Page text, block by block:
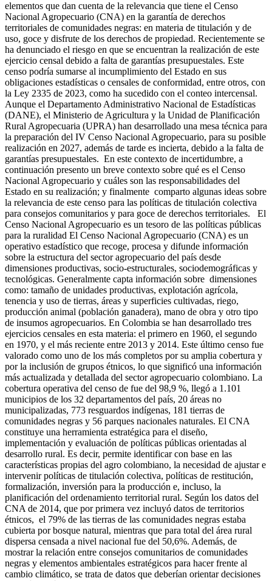
elementos que dan cuenta de la relevancia que tiene el Censo
Nacional Agropecuario (CNA) en la garantía de derechos
territoriales de comunidades negras: en materia de titulación y de
uso, goce y disfrute de los derechos de propiedad. Recientemente se
ha denunciado el riesgo en que se encuentran la realización de este
ejercicio censal debido a falta de garantías presupuestales. Este
censo podría sumarse al incumplimiento del Estado en sus
obligaciones estadísticas o censales de conformidad, entre otros, con
la Ley 2335 de 2023, como ha sucedido con el conteo intercensal.
Aunque el Departamento Administrativo Nacional de Estadísticas
(DANE), el Ministerio de Agricultura y la Unidad de Planificación
Rural Agropecuaria (UPRA) han desarrollado una mesa técnica para
la preparación del IV Censo Nacional Agropecuario, para su posible
realización en 2027, además de tarde es incierta, debido a la falta de
garantías presupuestales. En este contexto de incertidumbre, a
continuación presento un breve contexto sobre qué es el Censo
Nacional Agropecuario y cuáles son las responsabilidades del
Estado en su realización; y finalmente comparto algunas ideas sobre
la relevancia de este censo para las políticas de titulación colectiva
para consejos comunitarios y para goce de derechos territoriales. El
Censo Nacional Agropecuario es un tesoro de las políticas públicas
para la ruralidad El Censo Nacional Agropecuario (CNA) es un
operativo estadístico que recoge, procesa y difunde información
sobre la estructura del sector agropecuario del país desde
dimensiones productivas, socio-estructurales, sociodemográficas y
tecnológicas. Generalmente capta información sobre dimensiones
como: tamaño de unidades productivas, explotación agrícola,
tenencia y uso de tierras, áreas y superficies cultivadas, riego,
producción animal (población ganadera), mano de obra y otro tipo
de insumos agropecuarios. En Colombia se han desarrollado tres
ejercicios censales en esta materia: el primero en 1960, el segundo
en 1970, y el más reciente entre 2013 y 2014. Este último censo fue
valorado como uno de los más completos por su amplia cobertura y
por la inclusión de grupos étnicos, lo que significó una información
más actualizada y detallada del sector agropecuario colombiano. La
cobertura operativa del censo de fue del 98,9 %, llegó a 1.101
municipios de los 32 departamentos del país, 20 áreas no
municipalizadas, 773 resguardos indígenas, 181 tierras de
comunidades negras y 56 parques nacionales naturales. El CNA
constituye una herramienta estratégica para el diseño,
implementación y evaluación de políticas públicas orientadas al
desarrollo rural. Es decir, permite identificar con base en las
características propias del agro colombiano, la necesidad de ajustar e
intervenir políticas de titulación colectiva, políticas de restitución,
formalización, inversión para la producción e, incluso, la
planificación del ordenamiento territorial rural. Según los datos del
CNA de 2014, que por primera vez incluyó datos de territorios
étnicos, el 79% de las tierras de las comunidades negras estaba
cubierta por bosque natural, mientras que para total del área rural
dispersa censada a nivel nacional fue del 50,6%. Además, de
mostrar la relación entre consejos comunitarios de comunidades
negras y elementos ambientales estratégicos para hacer frente al
cambio climático, se trata de datos que deberían orientar decisiones